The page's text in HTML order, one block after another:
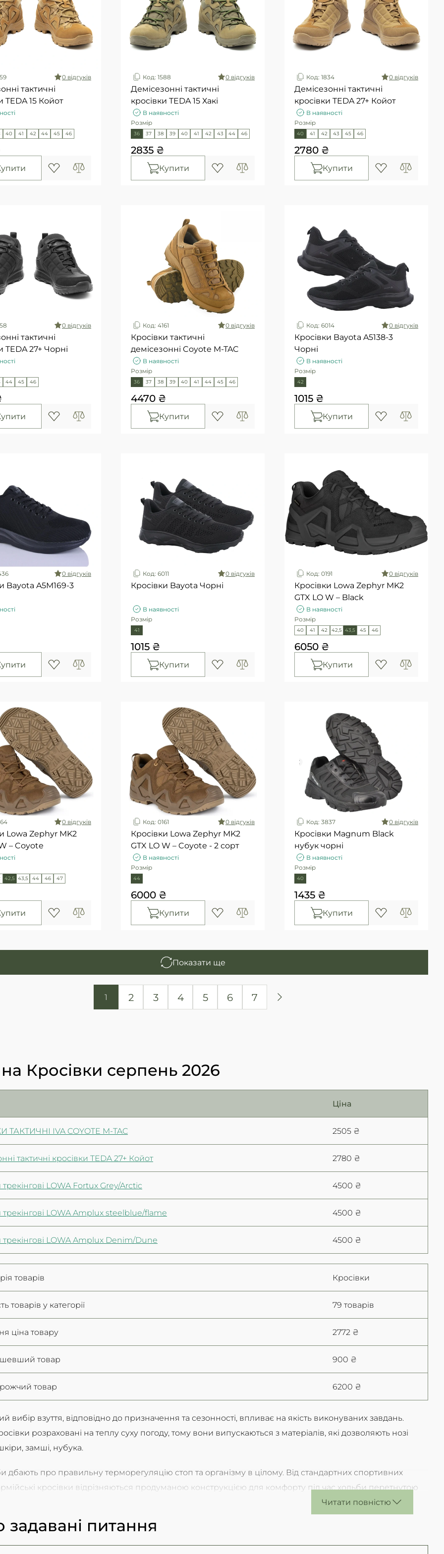
0 вiдгукiв
тактичні
TEDA 15 Койот
40 41 42 44 45 46
Код: 1588 0 вiдгукiв
Демісезонні тактичні
кросівки TEDA 15 Хакі
В наявності
Розмір
36 37 38 39 40 41 42 43 44 46
2835 ₴
Купити
Код: 1834 0 вiдгукiв
Демісезонні тактичні
кросівки TEDA 27+ Койот
В наявності
Розмір
40 41 42 43 45 46
2780 ₴
Купити
0 вiдгукiв
тактичні
TEDA 27+ Чорні
44 45 46
Код: 4161 0 вiдгукiв
Кросiвки тактичні
демісезонні Coyote M-TAC
В наявності
Розмір
36 37 38 39 40 41 44 45 46
4470 ₴
Купити
Код: 6014 0 вiдгукiв
Кросівки Bayota A5138-3
Чорні
В наявності
Розмір
42
1015 ₴
Купити
0 вiдгукiв
Bayota A5M169-3
Код: 6011 0 вiдгукiв
Кросівки Bayota Чорні
В наявності
Розмір
41
1015 ₴
Купити
Код: 0191 0 вiдгукiв
Кросівки Lowa Zephyr MK2
GTX LO W – Black
В наявності
Розмір
40 41 42 42,5 43,5 45 46
6050 ₴
Купити
0 вiдгукiв
Lowa Zephyr MK2
W – Coyote
42,5 43,5 44 46 47
Код: 0161 0 вiдгукiв
Кросівки Lowa Zephyr MK2
GTX LO W – Coyote - 2 сорт
В наявності
Розмір
44
6000 ₴
Купити
Код: 3837 0 вiдгукiв
Кросівки Magnum Black
нубук чорні
В наявності
Розмір
40
1435 ₴
Купити
Показати ще
1 2 3 4 5 6 7
Кросівки серпень 2026
Ціна
ТАКТИЧНІ IVA COYOTE M-TAC 2505 ₴
тактичні кросівки TEDA 27+ Койот 2780 ₴
трекінгові LOWA Fortux Grey/Arctic 4500 ₴
трекінгові LOWA Amplux steelblue/flame 4500 ₴
трекінгові LOWA Amplux Denim/Dune 4500 ₴
товарів Кросівки
товарів у категорії 79 товарiв
ціна товару 2772 ₴
товар 900 ₴
товар 6200 ₴
вибір взуття, відповідно до призначення та сезонності, впливає на якість виконуваних завдань.
розраховані на теплу суху погоду, тому вони випускаються з матеріалів, які дозволяють нозі
замші, нубука.
дбають про правильну терморегуляцію стоп та організму в цілому. Від стандартних спортивних
кросівки відрізняються продуманою конструкцією для комфорту під час ходьби перетнутою
тактичного взуття
Читати повністю
задавані питання